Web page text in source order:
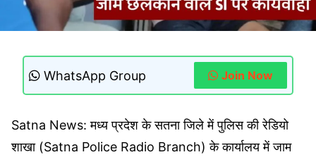
WhatsApp Group Join Now
Satna News: मध्य प्रदेश के सतना जिले में पुलिस की रेडियो
शाखा (Satna Police Radio Branch) के कार्यालय में जाम